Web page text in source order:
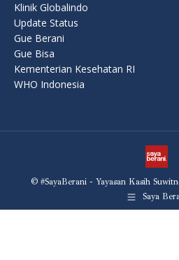
Klinik Globalindo
Update Status
Gue Berani
Gue Bisa
Kementerian Kesehatan RI
WHO Indonesia
© #SayaBerani - Yayasan Kasih
Saya